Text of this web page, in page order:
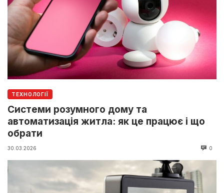
ТЕХНОЛОГІЇ
Системи розумного дому та
автоматизація житла: як це працює і що
обрати
30.03.2026 0